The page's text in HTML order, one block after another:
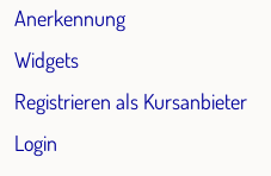
Anerkennung
Widgets
Registrieren als Kursanbieter
Login